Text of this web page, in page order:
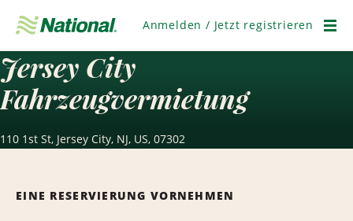
überspringen
Anmelden / Jetzt registrieren
Jersey City
Fahrzeugvermietung
110 1st St, Jersey City, NJ, US, 07302
EINE RESERVIERUNG VORNEHMEN